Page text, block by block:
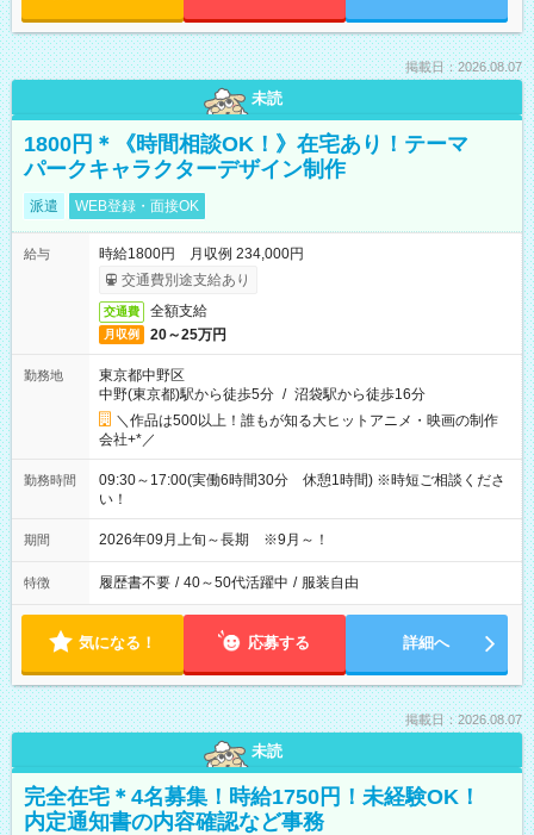
掲載日：2026.08.07
未読
1800円＊《時間相談OK！》在宅あり！テーマ
パークキャラクターデザイン制作
派遣 WEB登録・面接OK
給与
時給1800円 月収例 234,000円
交通費別途支給あり
交通費 全額支給
月収例 20～25万円
勤務地
東京都中野区
中野(東京都)駅から徒歩5分 / 沼袋駅から徒歩16分
＼作品は500以上！誰もが知る大ヒットアニメ・映画の制作
会社+*／
勤務時間
09:30～17:00(実働6時間30分 休憩1時間) ※時短ご相談くださ
い！
期間 2026年09月上旬～長期 ※9月～！
特徴 履歴書不要 / 40～50代活躍中 / 服装自由
気になる！ 応募する 詳細へ
掲載日：2026.08.07
未読
完全在宅＊4名募集！時給1750円！未経験OK！
内定通知書の内容確認など事務